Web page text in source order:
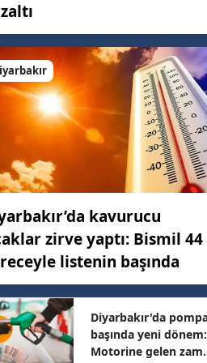
km/h
km/h
km/h
km/h
kavurucu
zirve yaptı: Bismil 44
listenin başında
Diyarbakır'da
başında yeni dönem:
Motorine gelen zam